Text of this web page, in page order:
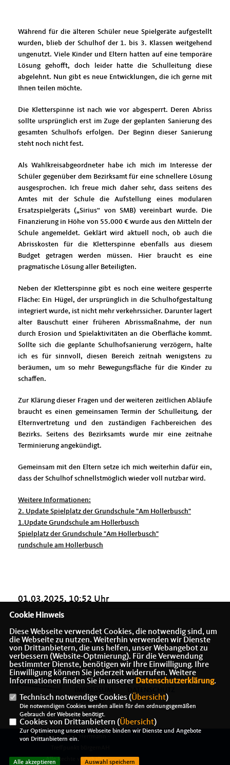
Während für die älteren Schüler neue Spielgeräte aufgestellt
wurden, blieb der Schulhof der 1. bis 3. Klassen weitgehend
ungenutzt. Viele Kinder und Eltern hatten auf eine temporäre
Lösung gehofft, doch leider hatte die Schulleitung diese
abgelehnt. Nun gibt es neue Entwicklungen, die ich gerne mit
Ihnen teilen möchte.
Die Kletterspinne ist nach wie vor abgesperrt. Deren Abriss
sollte ursprünglich erst im Zuge der geplanten Sanierung des
gesamten Schulhofs erfolgen. Der Beginn dieser Sanierung
steht noch nicht fest.
Als Wahlkreisabgeordneter habe ich mich im Interesse der
Schüler gegenüber dem Bezirksamt für eine schnellere Lösung
ausgesprochen. Ich freue mich daher sehr, dass seitens des
Amtes mit der Schule die Aufstellung eines modularen
Ersatzspielgeräts („Sirius“ von SMB) vereinbart wurde. Die
Finanzierung in Höhe von 55.000 € wurde aus den Mitteln der
Schule angemeldet. Geklärt wird aktuell noch, ob auch die
Abrisskosten für die Kletterspinne ebenfalls aus diesem
Budget getragen werden müssen. Hier braucht es eine
pragmatische Lösung aller Beteiligten.
Neben der Kletterspinne gibt es noch eine weitere gesperrte
Fläche: Ein Hügel, der ursprünglich in die Schulhofgestaltung
integriert wurde, ist nicht mehr verkehrssicher. Darunter lagert
alter Bauschutt einer früheren Abrissmaßnahme, der nun
durch Erosion und Spielaktivitäten an die Oberfläche kommt.
Sollte sich die geplante Schulhofsanierung verzögern, halte
ich es für sinnvoll, diesen Bereich zeitnah wenigstens zu
beräumen, um so mehr Bewegungsfläche für die Kinder zu
schaffen.
Zur Klärung dieser Fragen und der weiteren zeitlichen Abläufe
braucht es einen gemeinsamen Termin der Schulleitung, der
Elternvertretung und den zuständigen Fachbereichen des
Bezirks. Seitens des Bezirksamts wurde mir eine zeitnahe
Terminierung angekündigt.
Gemeinsam mit den Eltern setze ich mich weiterhin dafür ein,
dass der Schulhof schnellstmöglich wieder voll nutzbar wird.
Weitere Informationen:
2. Update Spielplatz der Grundschule "Am Hollerbusch"
1.Update Grundschule am Hollerbusch
Spielplatz der Grundschule "Am Hollerbusch"
rundschule am Hollerbusch
01.03.2025, 10:52 Uhr
KONTAKT
@2026 Alexander J. Herrmann -
Alle Rechte vorbehalten.
Cookie Hinweis
Diese Webseite verwendet Cookies, die notwendig sind, um
die Webseite zu nutzen. Weiterhin verwenden wir Dienste
von Drittanbietern, die uns helfen, unser Webangebot zu
verbessern (Website-Optmierung). Für die Verwendung
bestimmter Dienste, benötigen wir Ihre Einwilligung. Ihre
Einwilligung können Sie jederzeit widerrufen. Weitere
Informationen finden Sie in unserer Datenschutzerklärung.
Technisch notwendige Cookies (Übersicht)
Die notwendigen Cookies werden allein für den ordnungsgemäßen
Gebrauch der Webseite benötigt.
Cookies von Drittanbietern (Übersicht)
Zur Optimierung unserer Webseite binden wir Dienste und Angebote
von Drittanbietern ein.
Alle akzeptieren Auswahl speichern